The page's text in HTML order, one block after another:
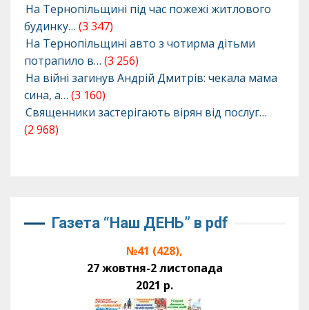
На Тернопільщині під час пожежі житлового
будинку… (3 347)
На Тернопільщині авто з чотирма дітьми
потрапило в… (3 256)
На війні загинув Андрій Дмитрів: чекала мама
сина, а… (3 160)
Священники застерігають вірян від послуг…
(2 968)
Газета “Наш ДЕНЬ” в pdf
№41 (428),
27 жовтня-2 листопада
2021 р.